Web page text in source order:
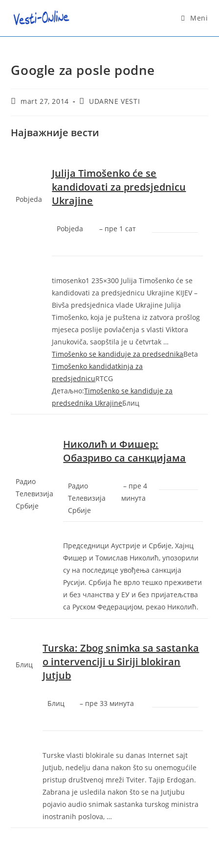
Meni
Google za posle podne
Postmart 27, 2014
PostUDARNE VESTI
Најважније вести
Pobjeda
Julija Timošenko će se
kandidovati za predsjednicu
Ukrajine
Pobjeda – ‎пре 1 сат‎
timosenko1 235×300 Julija Timošenko će se
kandidovati za predsjednicu Ukrajine KIJEV –
Bivša predsjednica vlade Ukrajine Julija
Timošenko, koja je puštena iz zatvora prošlog
mjeseca poslije povlačenja s vlasti Viktora
Janukoviča, saopštila je u četvrtak …
Timošenko se kandiduje za predsednikaBeta
Timošenko kandidatkinja za
predsjednicuRTCG
Детаљно:Timošenko se kandiduje za
predsednika UkrajineБлиц
Радио
Телевизија
Србије
Николић и Фишер:
Обазриво са санкцијама
Радио
Телевизија
Србије
– ‎пре 4
минута‎
Председници Аустрије и Србије, Хајнц
Фишер и Томислав Николић, упозорили
су на последице увођења санкција
Русији. Србија ће врло тешко преживети
и без чланства у ЕУ и без пријатељства
са Руском Федерацијом, рекао Николић.
Блиц
Turska: Zbog snimka sa sastanka
o intervenciji u Siriji blokiran
Jutjub
Блиц – ‎пре 33 минута‎
Turske vlasti blokirale su danas Internet sajt
Jutjub, nedelju dana nakon što su onemogućile
pristup društvenoj mreži Tviter. Tajip Erdogan.
Zabrana je usledila nakon što se na Jutjubu
pojavio audio snimak sastanka turskog ministra
inostranih poslova, …